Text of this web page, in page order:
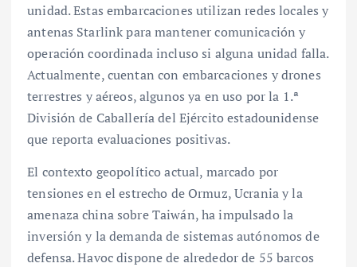
unidad. Estas embarcaciones utilizan redes locales y
antenas Starlink para mantener comunicación y
operación coordinada incluso si alguna unidad falla.
Actualmente, cuentan con embarcaciones y drones
terrestres y aéreos, algunos ya en uso por la 1.ª
División de Caballería del Ejército estadounidense
que reporta evaluaciones positivas.
El contexto geopolítico actual, marcado por
tensiones en el estrecho de Ormuz, Ucrania y la
amenaza china sobre Taiwán, ha impulsado la
inversión y la demanda de sistemas autónomos de
defensa. Havoc dispone de alrededor de 55 barcos